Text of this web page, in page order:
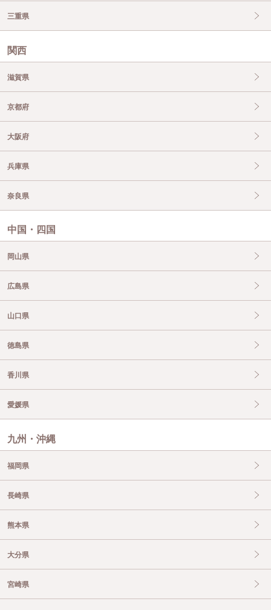
三重県
関西
滋賀県
京都府
大阪府
兵庫県
奈良県
中国・四国
岡山県
広島県
山口県
徳島県
香川県
愛媛県
九州・沖縄
福岡県
長崎県
熊本県
大分県
宮崎県